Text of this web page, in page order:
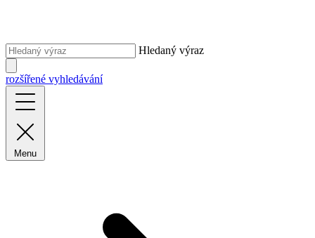
Hledaný výraz
rozšířené vyhledávání
Menu